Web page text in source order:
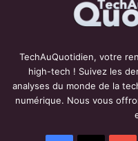
TechAuQuotidien, votre
high-tech ! Suivez les
analyses du monde de la
numérique. Nous vous